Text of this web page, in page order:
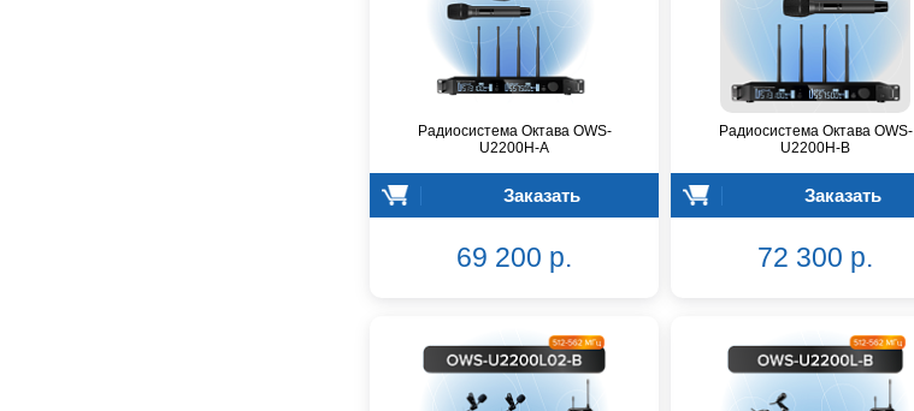
Радиосистема Октава OWS-
U2200H-A
Заказать
69 200 р.
Радиосистема Октава OWS-
U2200H-B
Заказать
72 300 р.